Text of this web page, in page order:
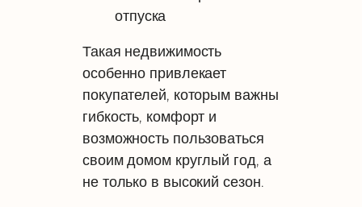
отпуска
Такая недвижимость
особенно привлекает
покупателей, которым важны
гибкость, комфорт и
возможность пользоваться
своим домом круглый год, а
не только в высокий сезон.